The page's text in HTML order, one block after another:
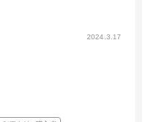
2024.3.17